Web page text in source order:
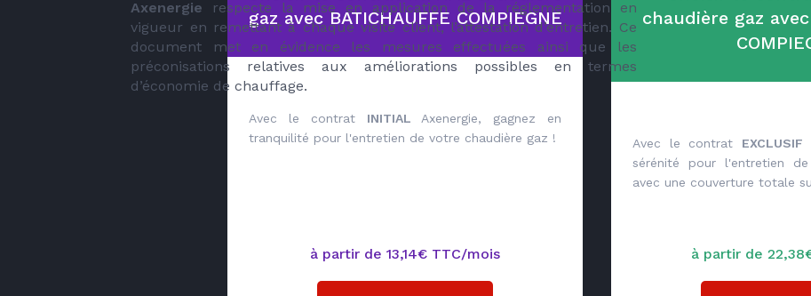
Axenergie respecte la mise en application de la réglementation en
vigueur en remettant à chaque visite client, l’attestation d’entretien. Ce
document met en évidence les mesures effectuées ainsi que les
préconisations relatives aux améliorations possibles en termes
d’économie de chauffage.
gaz avec BATICHAUFFE COMPIEGNE
Avec le contrat INITIAL Axenergie, gagnez en
tranquilité pour l'entretien de votre chaudière gaz !
à partir de 13,14€ TTC/mois
chaudière gaz avec
Avec le contrat EXCLUSIF
sérénité pour l'entretien
avec une couverture totale
à partir de